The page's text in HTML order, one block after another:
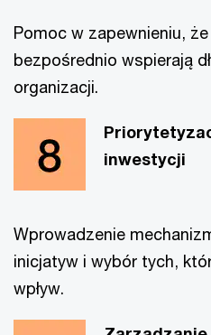
Pomoc w zapewnieniu,
bezpośrednio wspierają
organizacji.
inwestycji
Wprowadzenie
inicjatyw i wybór tych,
wpływ.